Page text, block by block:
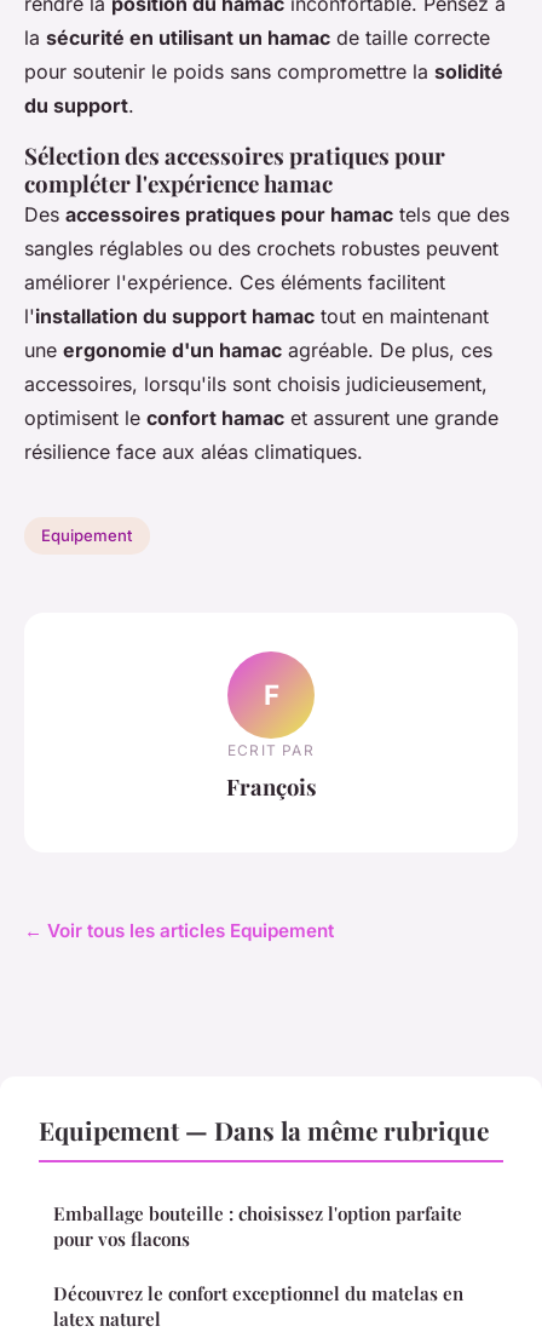
la sécurité en utilisant un hamac de taille correcte
pour soutenir le poids sans compromettre la solidité
du support.
Sélection des accessoires pratiques pour
compléter l'expérience hamac
Des accessoires pratiques pour hamac tels que des
sangles réglables ou des crochets robustes peuvent
améliorer l'expérience. Ces éléments facilitent
l'installation du support hamac tout en maintenant
une ergonomie d'un hamac agréable. De plus, ces
accessoires, lorsqu'ils sont choisis judicieusement,
optimisent le confort hamac et assurent une grande
résilience face aux aléas climatiques.
Equipement
F
ECRIT PAR
François
← Voir tous les articles Equipement
Equipement — Dans la même rubrique
Emballage bouteille : choisissez l'option parfaite
pour vos flacons
Découvrez le confort exceptionnel du matelas en
latex naturel